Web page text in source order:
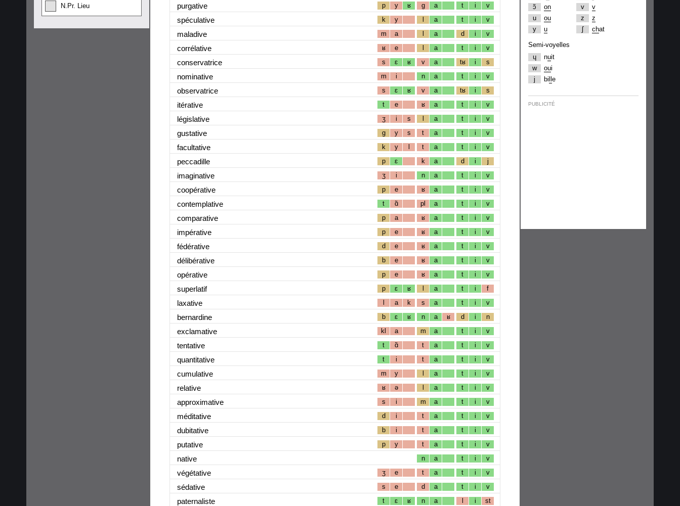
N.Pr. Lieu
purgative p y ʁ g a t i v
spéculative k y l a t i v
maladive m a l a d i v
corrélative ʁ e l a t i v
conservatrice s ɛ ʁ v a tʁ i s
nominative m i n a t i v
observatrice s ɛ ʁ v a tʁ i s
itérative t e ʁ a t i v
législative ʒ i s l a t i v
gustative g y s t a t i v
facultative k y l t a t i v
peccadille p ɛ k a d i j
imaginative ʒ i n a t i v
coopérative p e ʁ a t i v
contemplative t ɑ̃ pl a t i v
comparative p a ʁ a t i v
impérative p e ʁ a t i v
fédérative d e ʁ a t i v
délibérative b e ʁ a t i v
opérative p e ʁ a t i v
superlatif p ɛ ʁ l a t i f
laxative l a k s a t i v
bernardine b ɛ ʁ n a ʁ d i n
exclamative kl a m a t i v
tentative t ɑ̃ t a t i v
quantitative t i t a t i v
cumulative m y l a t i v
relative ʁ ə l a t i v
approximative s i m a t i v
méditative d i t a t i v
dubitative b i t a t i v
putative p y t a t i v
native n a t i v
végétative ʒ e t a t i v
sédative s e d a t i v
paternaliste t ɛ ʁ n a l i st
ɔ̃
on
u
ou
y
u
v
v
z
z
ʃ
chat
Semi-voyelles
ɥ
nuit
w
oui
j
bi e
PUBLICITÉ